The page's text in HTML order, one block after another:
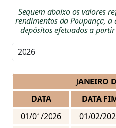
Seguem abaixo os valores
rendimentos da Poupança, a
depósitos efetuados a
JANEIRO
DATA
DATA
01/01/2026
01/02/